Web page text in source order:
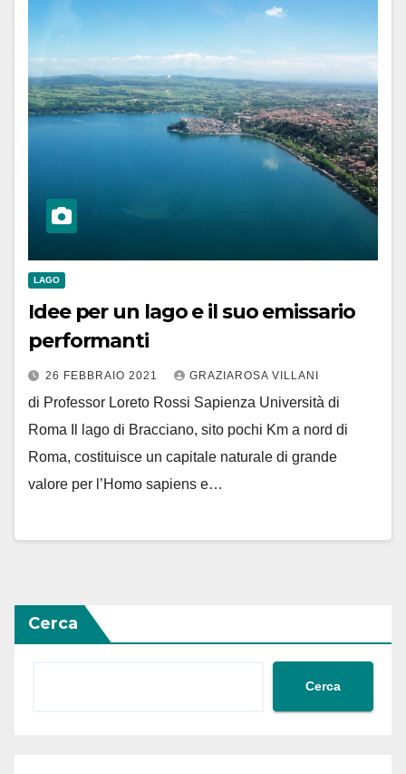
LAGO
Idee per un lago e il suo emissario
performanti
26 FEBBRAIO 2021 GRAZIAROSA VILLANI
di Professor Loreto Rossi Sapienza Università di
Roma Il lago di Bracciano, sito pochi Km a nord di
Roma, costituisce un capitale naturale di grande
valore per l’Homo sapiens e…
Cerca
Cerca